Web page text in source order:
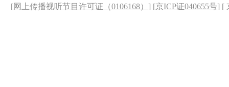
[网上传播视听节目许可证（0106168） ] [京ICP证040655号] [